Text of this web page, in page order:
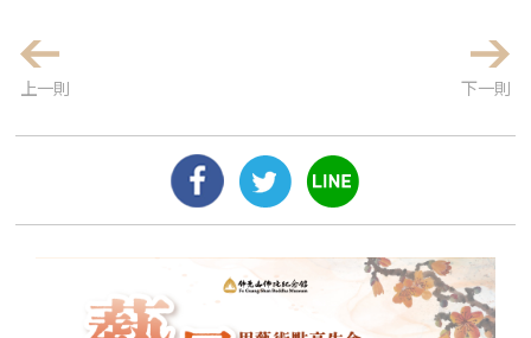
上一則 下一則